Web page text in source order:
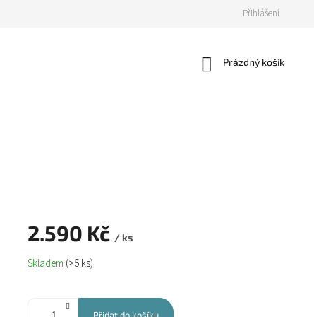
Přihlášení
Nákupní
Prázdný košík
2.590 Kč / ks
Měrná
cena:
Skladem (>5 ks)